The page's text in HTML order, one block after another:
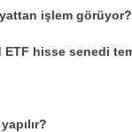
işlem görüyor?
hisse senedi